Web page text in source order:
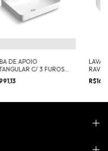
DE APOIO
C/ 3 FUROS
58X46 CM